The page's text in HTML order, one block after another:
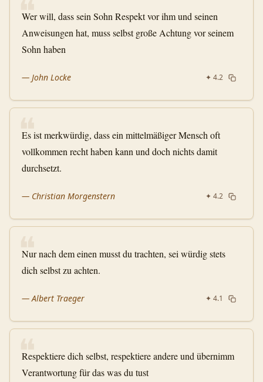
❝
Wer will, dass sein Sohn Respekt vor ihm und seinen
Anweisungen hat, muss selbst große Achtung vor seinem
Sohn haben
— John Locke ✦ 4.2
❝
Es ist merkwürdig, dass ein mittelmäßiger Mensch oft
vollkommen recht haben kann und doch nichts damit
durchsetzt.
— Christian Morgenstern ✦ 4.2
❝
Nur nach dem einen musst du trachten, sei würdig stets
dich selbst zu achten.
—Albert Traeger ✦ 4.1
❝
Respektiere dich selbst, respektiere andere und übernimm
Verantwortung für das was du tust